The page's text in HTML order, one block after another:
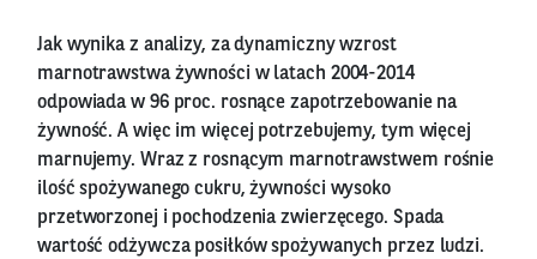
Jak wynika z analizy, za dynamiczny wzrost
marnotrawstwa żywności w latach 2004-2014
odpowiada w 96 proc. rosnące zapotrzebowanie na
żywność. A więc im więcej potrzebujemy, tym więcej
marnujemy. Wraz z rosnącym marnotrawstwem rośnie
ilość spożywanego cukru, żywności wysoko
przetworzonej i pochodzenia zwierzęcego. Spada
wartość odżywcza posiłków spożywanych przez ludzi.